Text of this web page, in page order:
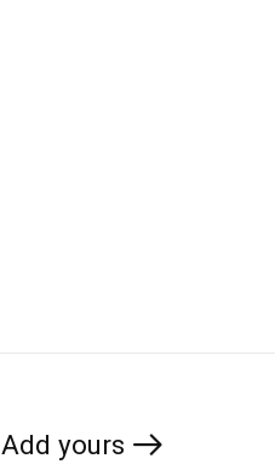
Add yours